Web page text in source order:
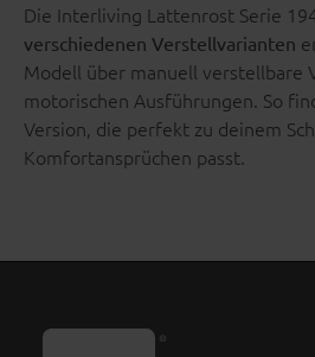
Die Interliving Lattenrost Serie
verschiedenen Verstellvarianten
Modell über manuell verstellbare
motorischen Ausführungen. So
Version, die perfekt zu deinem
Komfortansprüchen passt.